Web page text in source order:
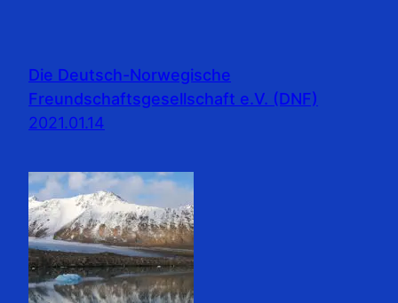
Die Deutsch-Norwegische
Freundschaftsgesellschaft e.V. (DNF)
2021.01.14